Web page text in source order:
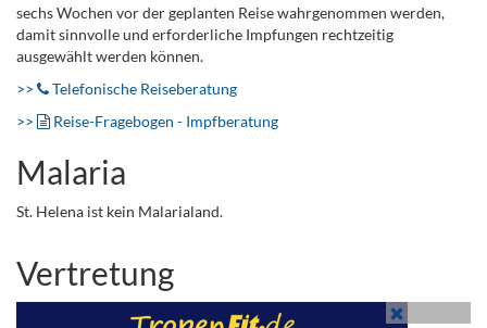
sechs Wochen vor der geplanten Reise wahrgenommen werden,
damit sinnvolle und erforderliche Impfungen rechtzeitig
ausgewählt werden können.
>>
Telefonische Reiseberatung
>>
Reise-Fragebogen - Impfberatung
Malaria
St. Helena ist kein Malarialand.
Vertretung